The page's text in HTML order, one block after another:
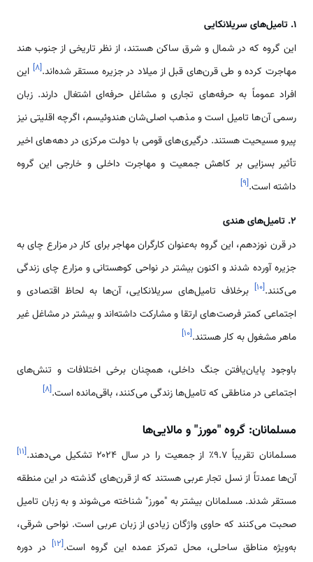
۱. تامیل‌های سریلانکایی
این گروه که در شمال و شرق ساکن هستند، از نظر تاریخی از جنوب هند
مهاجرت کرده و طی قرن‌های قبل از میلاد در جزیره مستقر شده‌اند.[۸] این
افراد عموماً به حرفه‌های تجاری و مشاغل حرفه‌ای اشتغال دارند. زبان
رسمی آن‌ها تامیل است و مذهب اصلی‌شان هندوئیسم، اگرچه اقلیتی نیز
پیرو مسیحیت هستند. درگیری‌های قومی با دولت مرکزی در دهه‌های اخیر
تأثیر بسزایی بر کاهش جمعیت و مهاجرت داخلی و خارجی این گروه
داشته است.[۹]
۲. تامیل‌های هندی
در قرن نوزدهم، این گروه به‌عنوان کارگران مهاجر برای کار در مزارع چای به
جزیره آورده شدند و اکنون بیشتر در نواحی کوهستانی و مزارع چای زندگی
می‌کنند.[۱۰] برخلاف تامیل‌های سریلانکایی، آن‌ها به لحاظ اقتصادی و
اجتماعی کمتر فرصت‌های ارتقا و مشارکت داشته‌اند و بیشتر در مشاغل غیر
ماهر مشغول به کار هستند.[۱۰]
باوجود پایان‌یافتن جنگ داخلی، همچنان برخی اختلافات و تنش‌های
اجتماعی در مناطقی که تامیل‌ها زندگی می‌کنند، باقی‌مانده است.[۸]
مسلمانان: گروه "مورز" و مالایی‌ها
مسلمانان تقریباً ۹.۷٪ از جمعیت را در سال ۲۰۲۴ تشکیل می‌دهند. [۱۱]
آن‌ها عمدتاً از نسل تجار عربی هستند که از قرن‌های گذشته در این منطقه
مستقر شدند. مسلمانان بیشتر به "مورز" شناخته می‌شوند و به زبان تامیل
صحبت می‌کنند که حاوی واژگان زیادی از زبان عربی است. نواحی شرقی،
به‌ویژه مناطق ساحلی، محل تمرکز عمده این گروه است.[۱۲] در دوره